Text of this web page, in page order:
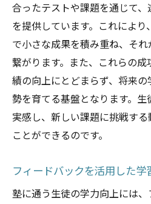
合ったテストや課題を通じて
を提供しています。これによ
で小さな成果を積み重ね、そ
繋がります。また、これらの
績の向上にとどまらず、将来
勢を育てる基盤となります。
実感し、新しい課題に挑戦す
ことができるのです。
フィードバックを活用した学
塾に通う生徒の学力向上には